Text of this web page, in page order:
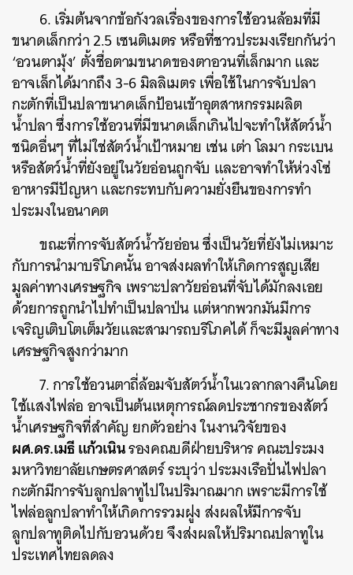
6. เริ่มต้นจากข้อกังวลเรื่องของการใช้อวนล้อมที่มี
ขนาดเล็กกว่า 2.5 เซนติเมตร หรือที่ชาวประมงเรียกกันว่า
‘อวนตามุ้ง’ ตั้งชื่อตามขนาดของตาอวนที่เล็กมาก และ
อาจเล็กได้มากถึง 3-6 มิลลิเมตร เพื่อใช้ในการจับปลา
กะตักที่เป็นปลาขนาดเล็กป้อนเข้าอุตสาหกรรมผลิต
น้ำปลา ซึ่งการใช้อวนที่มีขนาดเล็กเกินไปจะทำให้สัตว์น้ำ
ชนิดอื่นๆ ที่ไม่ใช่สัตว์น้ำเป้าหมาย เช่น เต่า โลมา กระเบน
หรือสัตว์น้ำที่ยังอยู่ในวัยอ่อนถูกจับ และอาจทำให้ห่วงโซ่
อาหารมีปัญหา และกระทบกับความยั่งยืนของการทำ
ประมงในอนาคต
ขณะที่การจับสัตว์น้ำวัยอ่อน ซึ่งเป็นวัยที่ยังไม่เหมาะ
กับการนำมาบริโภคนั้น อาจส่งผลทำให้เกิดการสูญเสีย
มูลค่าทางเศรษฐกิจ เพราะปลาวัยอ่อนที่จับได้มักลงเอย
ด้วยการถูกนำไปทำเป็นปลาป่น แต่หากพวกมันมีการ
เจริญเติบโตเต็มวัยและสามารถบริโภคได้ ก็จะมีมูลค่าทาง
เศรษฐกิจสูงกว่ามาก
7. การใช้อวนตาถี่ล้อมจับสัตว์น้ำในเวลากลางคืนโดย
ใช้แสงไฟล่อ อาจเป็นต้นเหตุการณ์ลดประชากรของสัตว์
น้ำเศรษฐกิจที่สำคัญ ยกตัวอย่าง ในงานวิจัยของ
ผศ.ดร.เมธี แก้วเนินรองคณบดีฝ่ายบริหาร คณะประมง
มหาวิทยาลัยเกษตรศาสตร์ ระบุว่า ประมงเรือปั่นไฟปลา
กะตักมีการจับลูกปลาทูไปในปริมาณมาก เพราะมีการใช้
ไฟล่อลูกปลาทำให้เกิดการรวมฝูง ส่งผลให้มีการจับ
ลูกปลาทูติดไปกับอวนด้วย จึงส่งผลให้ปริมาณปลาทูใน
ประเทศไทยลดลง